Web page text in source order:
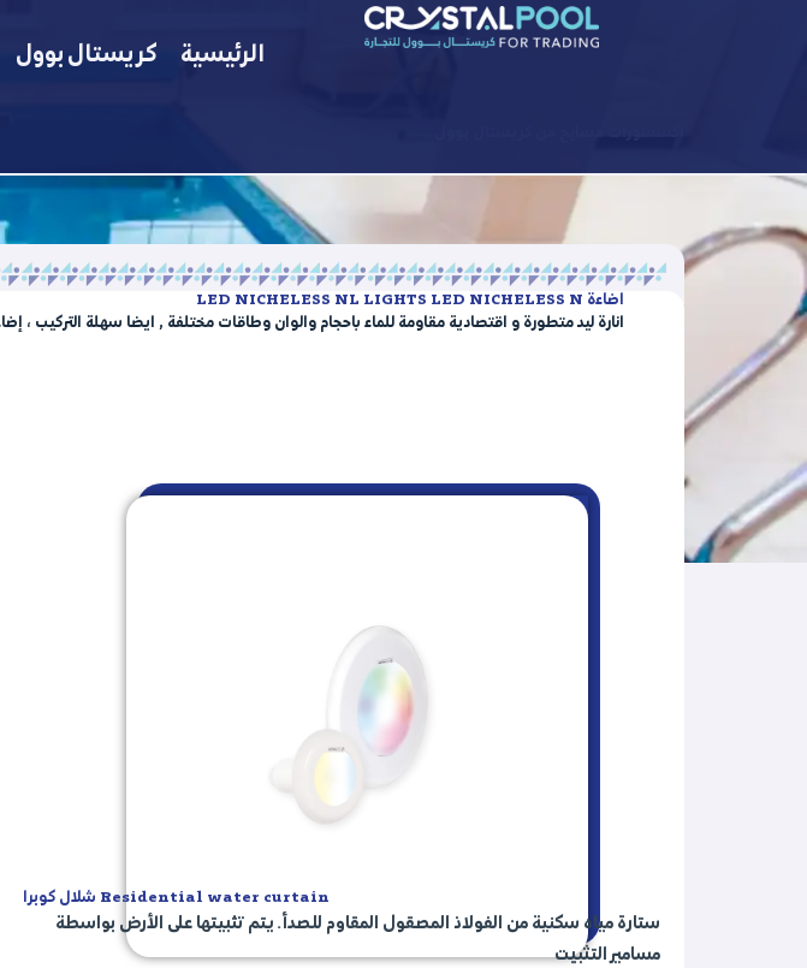
الرئيسية كريستال بوول
اضاءة LED NICHELESS NL LIGHTS LED NICHELESS N
انارة ليد متطورة و اقتصادية مقاومة للماء باحجام والوان وطاقات مختلفة , ايضا سهلة التركيب ،
Residential water curtain شلال كوبرا
ستارة مياه سكنية من الفولاذ المصقول المقاوم للصدأ. يتم تثبيتها على الأرض بواسطة
مسامير التثبيت